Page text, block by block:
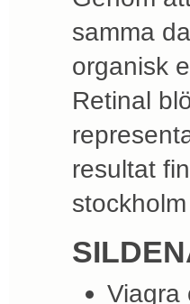
samma
organisk
Retinal
resultat
Viagra